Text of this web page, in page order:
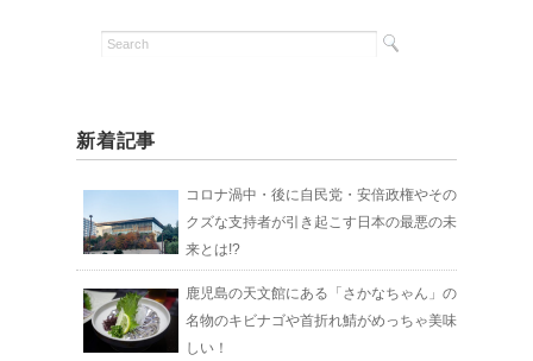
新着記事
コロナ渦中・後に自民党・安倍政権やその
クズな支持者が引き起こす日本の最悪の未
来とは!?
鹿児島の天文館にある「さかなちゃん」の
名物のキビナゴや首折れ鯖がめっちゃ美味
しい！